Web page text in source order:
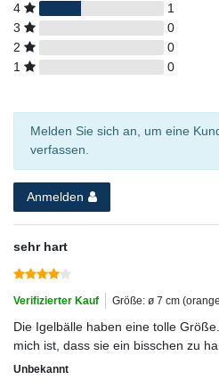
4
1
3
0
2
0
1
0
Melden Sie sich an, um eine
verfassen.
Anmelden
sehr hart
Verifizierter Kauf Größe: ø 7 cm
Die Igelbälle haben eine tolle
mich ist, dass sie ein bisschen zu
Unbekannt